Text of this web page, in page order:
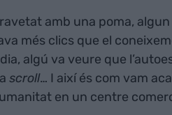
amb una poma,
més clics que el
algú va veure que
scroll… I així és com vam
en un centre